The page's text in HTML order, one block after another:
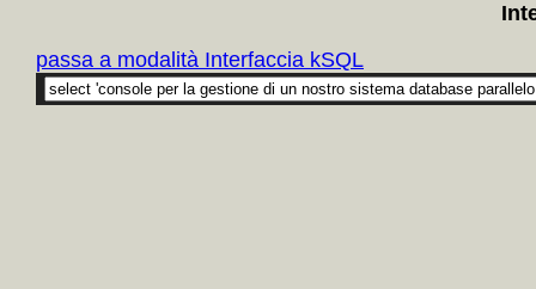
passa a modalità Interfaccia kSQL